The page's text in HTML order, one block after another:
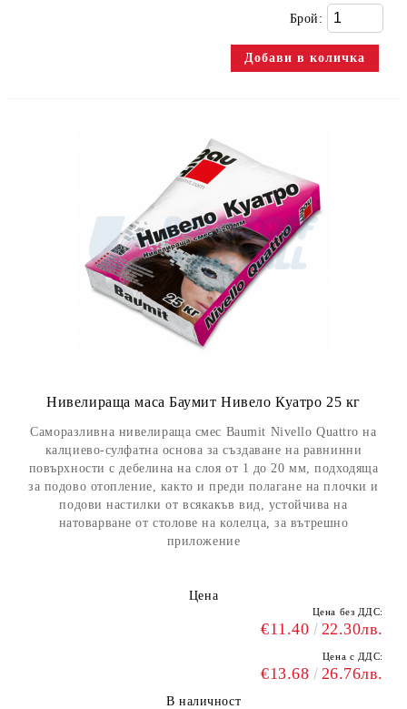
Брой:
Нивелираща маса Баумит Нивело Куатро 25 кг
Саморазливна нивелираща смес Baumit Nivello Quattro на
калциево-сулфатна основа за създаване на равнинни
повърхности с дебелина на слоя от 1 до 20 мм, подходяща
за подово отопление, както и преди полагане на плочки и
подови настилки от всякакъв вид, устойчива на
натоварване от столове на колелца, за вътрешно
приложение
Цена
Цена без ДДС:
€11.40 22.30лв.
Цена с ДДС:
€13.68 26.76лв.
В наличност